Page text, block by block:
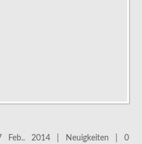
Feb.. 2014| Neuigkeiten
0